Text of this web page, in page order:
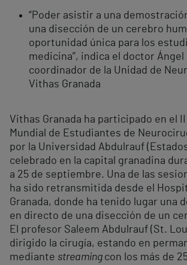
“Poder asistir a una
una disección de un cerebro
oportunidad única para los
medicina”, indica el doctor Ángel
coordinador de la Unidad de
Vithas Granada
Vithas Granada ha participado en el
Mundial de Estudiantes de
por la Universidad Abdulrauf
celebrado en la capital granadina
a 25 de septiembre. Una de las
ha sido retransmitida desde el
Granada, donde ha tenido lugar una
en directo de una disección de un
El profesor Saleem Abdulrauf (St.
dirigido la cirugía, estando en
mediante streaming con los más de